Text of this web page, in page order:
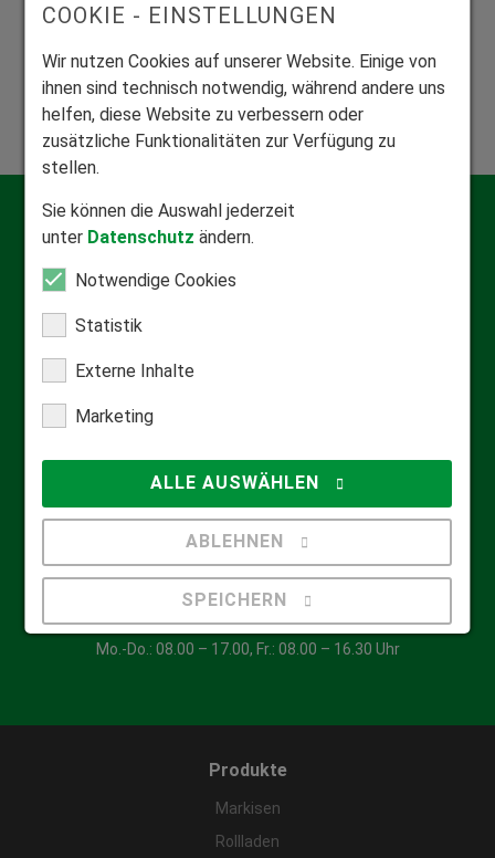
Mitglied Bundesverband Rollladen und Sonnenschutz
Zuhause in der Rollladen- und Sonnenschutzbranche.
Kontakt
Informationsmaterial anfordern
FAQ & Hilfecenter
Video-Anleitungen
Lexikon
Kunden-Service-Center
+49 (0) 203 / 40 64 40
Mo.-Do.: 08.00 – 17.00, Fr.: 08.00 – 16.30 Uhr
Produkte
Markisen
Rollladen
COOKIE - EINSTELLUNGEN
Wir nutzen Cookies auf unserer Website. Einige von
ihnen sind technisch notwendig, während andere uns
helfen, diese Website zu verbessern oder
zusätzliche Funktionalitäten zur Verfügung zu
stellen.
Sie können die Auswahl jederzeit
unter Datenschutz ändern.
Notwendige Cookies
Statistik
Externe Inhalte
Marketing
ALLE AUSWÄHLEN
ABLEHNEN
SPEICHERN
Details anzeigen